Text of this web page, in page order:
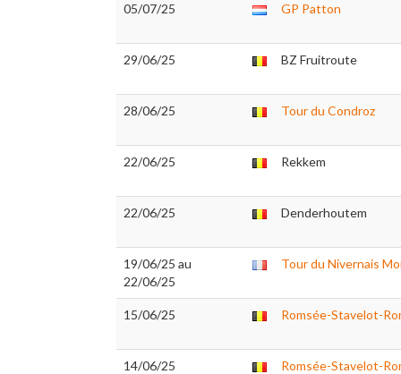
05/07/25 GP Patton
29/06/25 BZ Fruitroute
28/06/25 Tour du Condroz
22/06/25 Rekkem
22/06/25 Denderhoutem
19/06/25 au
22/06/25
Tour du Nivernais
15/06/25 Romsée-Stavelot-
14/06/25 Romsée-Stavelot-